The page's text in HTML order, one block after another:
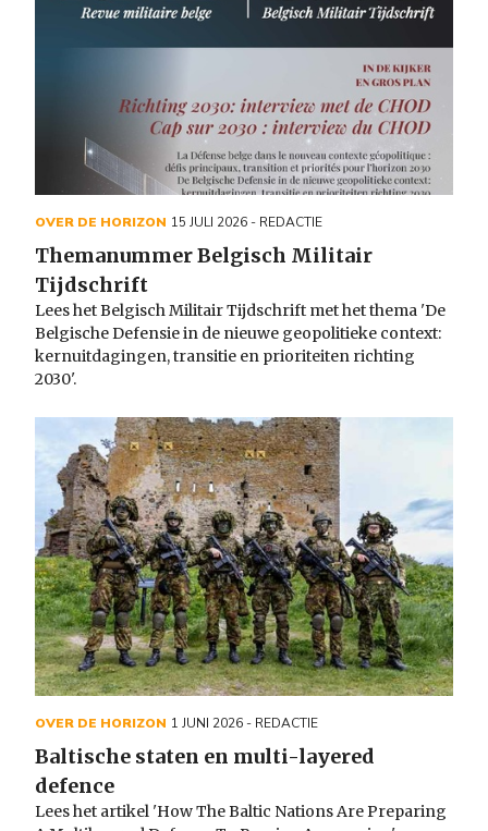
OVER DE HORIZON 15 JULI 2026- REDACTIE
Themanummer Belgisch Militair
Tijdschrift
Lees het Belgisch Militair Tijdschrift met het thema 'De
Belgische Defensie in de nieuwe geopolitieke context:
kernuitdagingen, transitie en prioriteiten richting
2030'.
OVER DE HORIZON 1 JUNI 2026- REDACTIE
Baltische staten en multi-layered
defence
Lees het artikel 'How The Baltic Nations Are Preparing